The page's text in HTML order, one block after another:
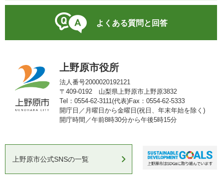
よくある質問と回答
上野原市役所
法人番号2000020192121
〒409-0192 山梨県上野原市上野原3832
Tel：0554-62-3111(代表)Fax：0554-62-5333
開庁日／月曜日から金曜日(祝日、年末年始を除く)
開庁時間／午前8時30分から午後5時15分
上野原市公式SNSの一覧